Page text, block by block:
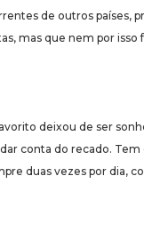
de outros países,
mas que nem por
deixou de ser
conta do recado.
duas vezes por dia,